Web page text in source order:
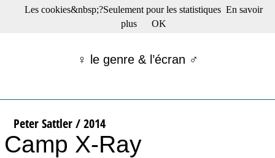
☰ Menu
Films récents
Tribunes
Bloc-notes
Archives
♀ le genre & l’écran ♂
Peter Sattler / 2014
Camp X-Ray
Les cookies&nbsp;?Seulement pour les statistiques En savoir
plus
OK